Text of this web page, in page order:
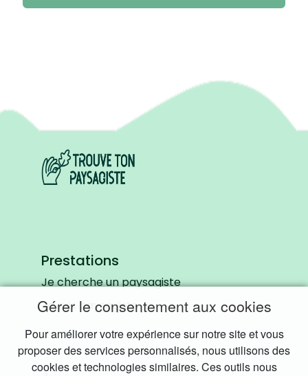
Prestations
Je cherche un paysagiste
Je suis paysagiste
Gérer le consentement aux cookies
Pour améliorer votre expérience sur notre site et vous
proposer des services personnalisés, nous utilisons des
cookies et technologies similaires. Ces outils nous